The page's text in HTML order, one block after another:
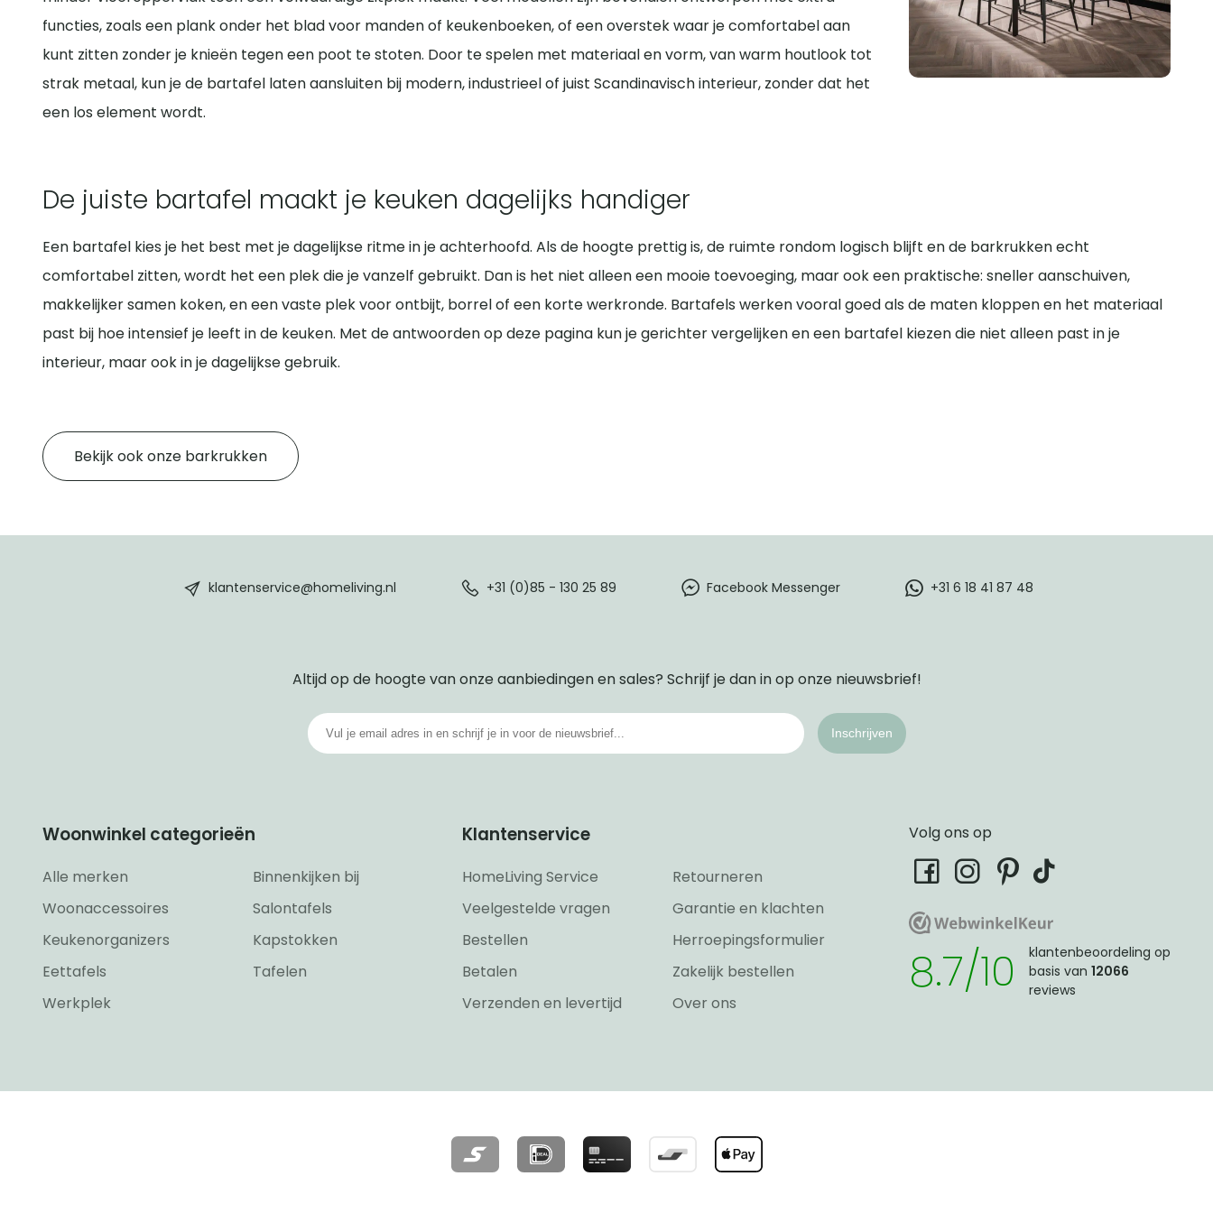
Verder is materiaal belangrijk: in een keukenomgeving wil je een blad dat tegen vocht, vlekken en warmte kan. Kijk naar de afwerking, vooral op randen en
hoeken. En check praktische details zoals stelvoetjes, krasbescherming onder de poten en de stevigheid van verbindingen. Als je twijfelt, helpt het om te
functies, zoals een plank onder het blad voor manden of keukenboeken, of een overstek waar je comfortabel aan
kunt zitten zonder je knieën tegen een poot te stoten. Door te spelen met materiaal en vorm, van warm houtlook tot
strak metaal, kun je de bartafel laten aansluiten bij modern, industrieel of juist Scandinavisch interieur, zonder dat het
een los element wordt.
De juiste bartafel maakt je keuken dagelijks handiger
Een bartafel kies je het best met je dagelijkse ritme in je achterhoofd. Als de hoogte prettig is, de ruimte rondom logisch blijft en de barkrukken echt
comfortabel zitten, wordt het een plek die je vanzelf gebruikt. Dan is het niet alleen een mooie toevoeging, maar ook een praktische: sneller aanschuiven,
makkelijker samen koken, en een vaste plek voor ontbijt, borrel of een korte werkronde. Bartafels werken vooral goed als de maten kloppen en het materiaal
past bij hoe intensief je leeft in de keuken. Met de antwoorden op deze pagina kun je gerichter vergelijken en een bartafel kiezen die niet alleen past in je
interieur, maar ook in je dagelijkse gebruik.
Bekijk ook onze barkrukken
klantenservice@homeliving.nl +31 (0)85 - 130 25 89 Facebook Messenger +31 6 18 41 87 48
Altijd op de hoogte van onze aanbiedingen en sales? Schrijf je dan in op onze nieuwsbrief!
Inschrijven
Woonwinkel categorieën
Alle merken
Binnenkijken bij
Woonaccessoires
Salontafels
Keukenorganizers
Kapstokken
Eettafels
Tafelen
Werkplek
Klantenservice
HomeLiving Service
Retourneren
Veelgestelde vragen
Garantie en klachten
Bestellen
Herroepingsformulier
Betalen
Zakelijk bestellen
Verzenden en levertijd
Over ons
Volg ons op
facebookinstagram
pinterest
tiktok
WebwinkelKeur
WebwinkelKeur
8.7/10
klantenbeoordeling op
basis van 12066
reviews